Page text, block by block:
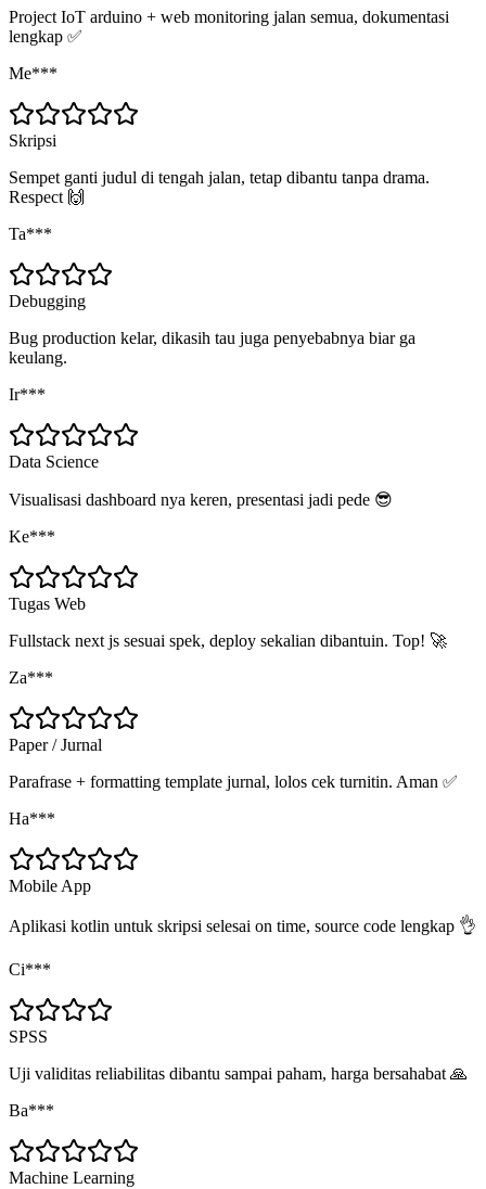
Project IoT arduino + web monitoring jalan semua, dokumentasi
lengkap ✅
Me***
Skripsi
Sempet ganti judul di tengah jalan, tetap dibantu tanpa drama.
Respect 🙌
Ta***
Debugging
Bug production kelar, dikasih tau juga penyebabnya biar ga
keulang.
Ir***
Data Science
Visualisasi dashboard nya keren, presentasi jadi pede 😎
Ke***
Tugas Web
Fullstack next js sesuai spek, deploy sekalian dibantuin. Top! 🚀
Za***
Paper / Jurnal
Parafrase + formatting template jurnal, lolos cek turnitin. Aman ✅
Ha***
Mobile App
Aplikasi kotlin untuk skripsi selesai on time, source code lengkap 👌
Ci***
SPSS
Uji validitas reliabilitas dibantu sampai paham, harga bersahabat 🙏
Ba***
Machine Learning